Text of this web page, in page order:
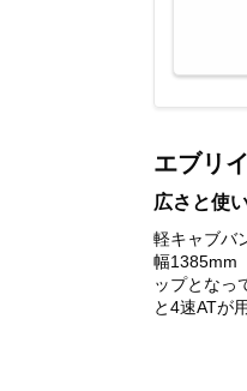
3
エブリ
広さと使
軽キャブバ
幅1385mm
ップとなっ
と4速ATが